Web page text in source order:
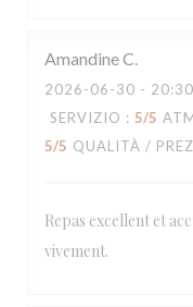
AmandineC
2026-06-30 -
SERVIZIO : 5/5
5/5 QUALITÀ /
Repas excellent et
vivement.